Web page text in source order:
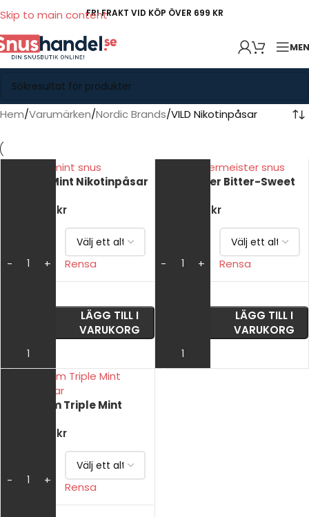
Skip to main contentFRI FRAKT VID KÖP ÖVER 699 KR
Hem Varumärken Nordic Brands VILD Nikotinpåsar
VILD Bris Mint Nikotinpåsar
kr
Rensa
LÄGG TILL I
VARUKORG
VÄLJ ALTERNATIV
VILD Jaeger Bitter-Sweet
kr
Rensa
LÄGG TILL I
VARUKORG
VÄLJ ALTERNATIV
VILD Storm Triple Mint
kr
ANTAL
Rensa